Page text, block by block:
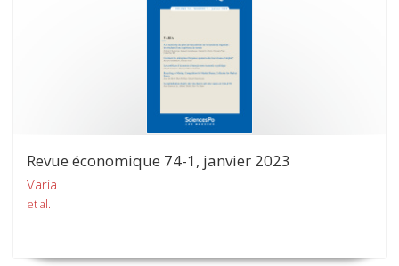
Revue économique 74-1, janvier 2023
Varia
et al.